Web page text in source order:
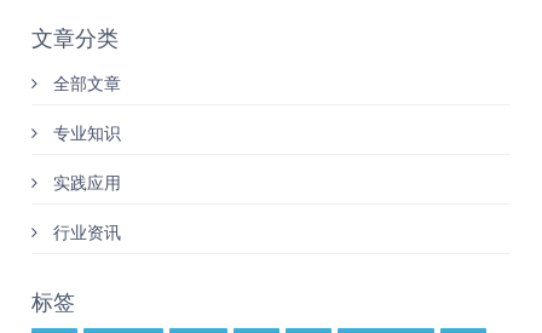
文章分类
全部文章
专业知识
实践应用
行业资讯
标签